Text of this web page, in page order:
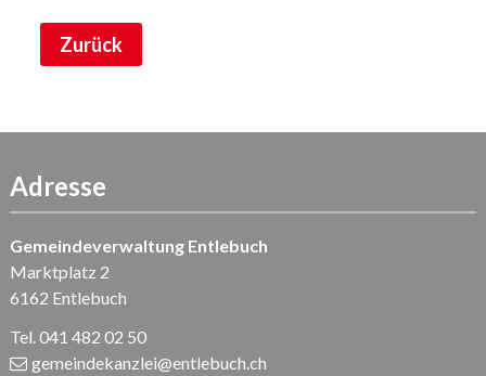
Zurück
Adresse
Gemeindeverwaltung Entlebuch
Marktplatz 2
6162 Entlebuch
Tel. 041 482 02 50
gemeindekanzlei@entlebuch.ch